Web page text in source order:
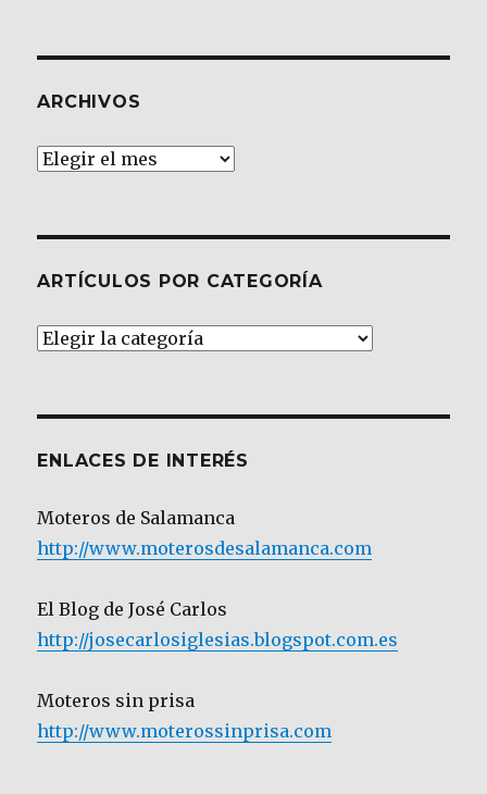
ARCHIVOS
Archivos
ARTÍCULOS POR CATEGORÍA
Artículos
ENLACES DE INTERÉS
Moteros de Salamanca
http://www.moterosdesalamanca.com
El Blog de José Carlos
http://josecarlosiglesias.blogspot.com.es
Moteros sin prisa
http://www.moterossinprisa.com